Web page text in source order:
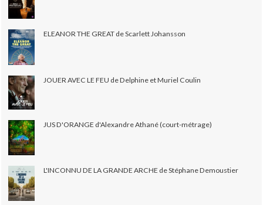
ELEANOR THE GREAT de Scarlett Johansson
JOUER AVEC LE FEU de Delphine et Muriel Coulin
JUS D'ORANGE d'Alexandre Athané (court-métrage)
L'INCONNU DE LA GRANDE ARCHE de Stéphane Demoustier